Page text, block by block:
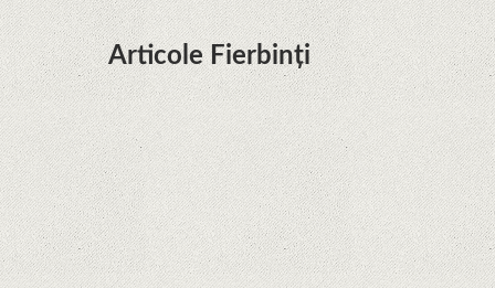
Articole Fierbinți
Dota Anime venind la Netflix în această lună de
la Legenda Korra Studio Mir
Curtea Supremă reglementează în favoarea
Google în Oracle Java Fight